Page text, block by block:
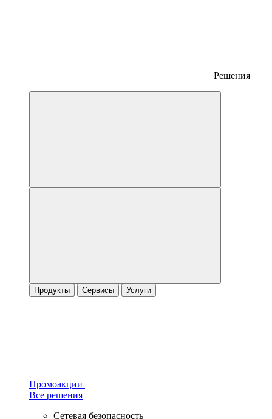
Решения
Продукты Сервисы Услуги
Промоакции
Все решения
Сетевая безопасность